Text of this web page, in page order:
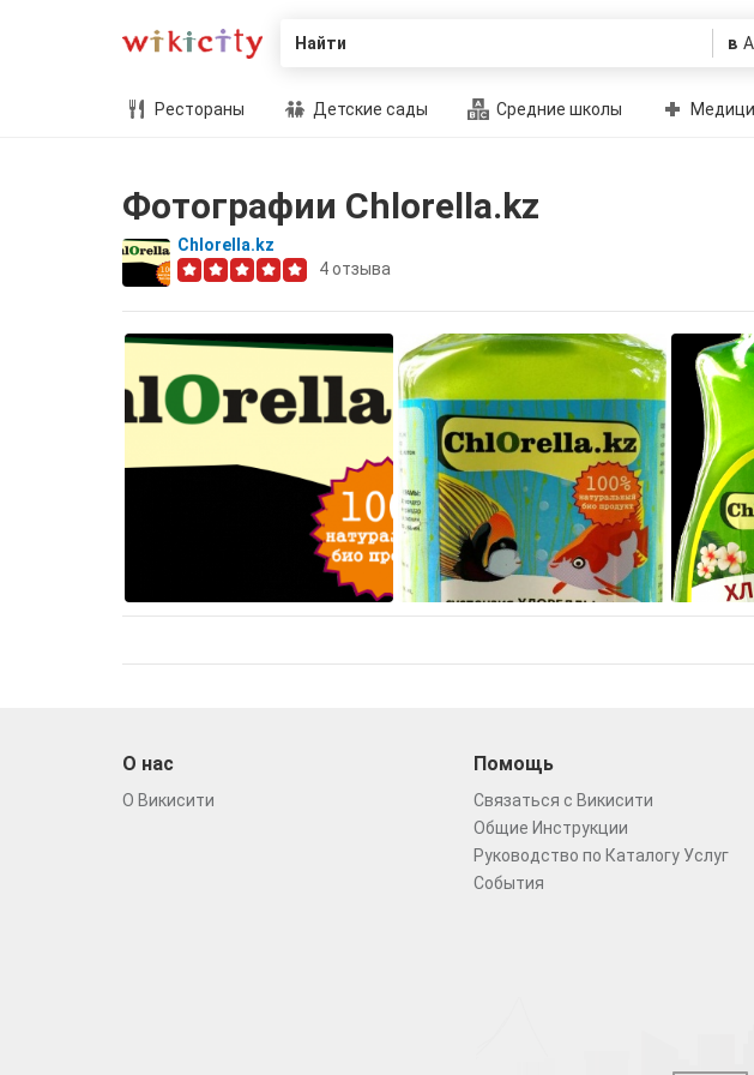
Найти в
Рестораны Детские сады Средние школы
Фотографии Сhlorella.kz
Сhlorella.kz
4отзыва
О нас
О Викисити
Помощь
Связаться с Викисити
Общие Инструкции
Руководство по Каталогу Услуг
События